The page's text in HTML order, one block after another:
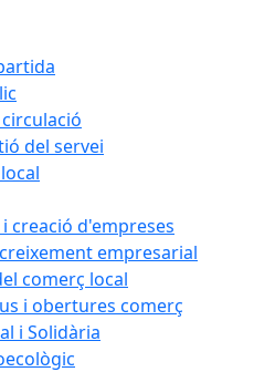
del servei
creació d'empreses
empresarial
comerç local
i obertures comerç
i Solidària